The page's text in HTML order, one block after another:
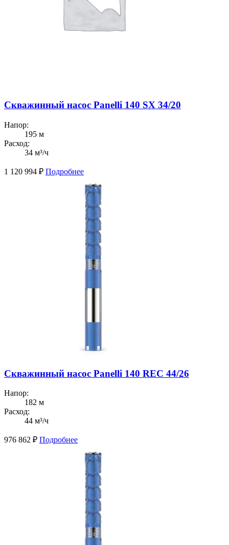
Скважинный насос Panelli 140 SX 34/20
Напор:
195 м
Расход:
34 м³/ч
1 120 994 ₽ Подробнее
Скважинный насос Panelli 140 REC 44/26
Напор:
182 м
Расход:
44 м³/ч
976 862 ₽ Подробнее